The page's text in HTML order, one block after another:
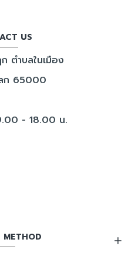
US
ตำบลในเมือง
ก 65000
- 18.00 น.
METHOD